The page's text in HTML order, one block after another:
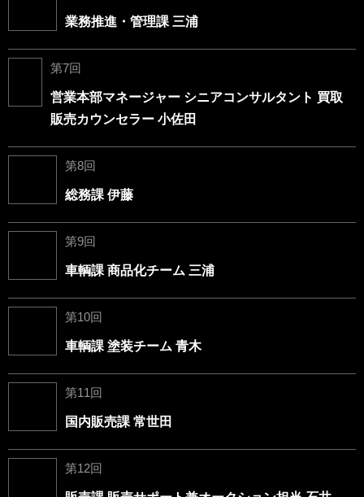
業務推進・管理課 三浦
第7回
営業本部マネージャー シニアコンサルタント 買取
販売カウンセラー 小佐田
第8回
総務課 伊藤
第9回
車輌課 商品化チーム 三浦
第10回
車輌課 塗装チーム 青木
第11回
国内販売課 常世田
第12回